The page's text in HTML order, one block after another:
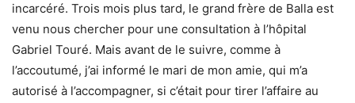
incarcéré. Trois mois plus tard, le grand frère de Balla est
venu nous chercher pour une consultation à l’hôpital
Gabriel Touré. Mais avant de le suivre, comme à
l’accoutumé, j’ai informé le mari de mon amie, qui m’a
autorisé à l’accompagner, si c’était pour tirer l’affaire au